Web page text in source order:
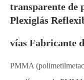
transparente de
Plexiglás
vías Fabricante
PMMA